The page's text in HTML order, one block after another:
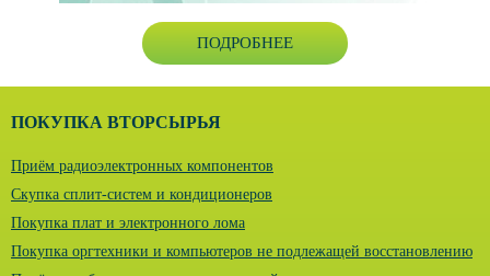
ПОДРОБНЕЕ
ПОКУПКА ВТОРСЫРЬЯ
Приём радиоэлектронных компонентов
Скупка сплит-систем и кондиционеров
Покупка плат и электронного лома
Покупка оргтехники и компьютеров не подлежащей восстановлению